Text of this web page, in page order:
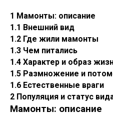
1 Мамонты: описание
1.1 Внешний вид
1.2 Где жили мамонты
1.3 Чем питались
1.4 Характер и образ
1.5 Размножение и
1.6 Естественные враги
2 Популяция и статус
Мамонты: описание